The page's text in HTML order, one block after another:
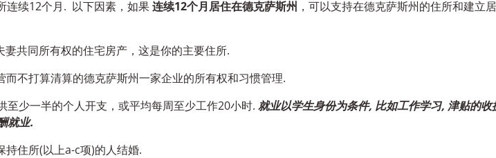
连续12个月. 以下因素，如果连续12个月居住在德克萨斯州 ，可以支持在德克萨斯州的住所和建立
共同所有权的住宅房产，这是你的主要住所.
而不打算清算的德克萨斯州一家企业的所有权和习惯管理.
至少一半的个人开支，或平均每周至少工作20小时. 就业以学生身份为条件, 比如工作学习, 津贴的收
就业.
持住所(以上a-c项)的人结婚.